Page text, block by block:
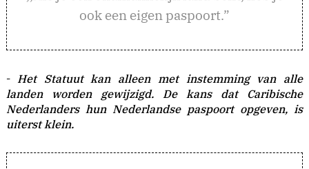
ook een eigen paspoort.”
- Het Statuut kan alleen met instemming van alle
landen worden gewijzigd. De kans dat Caribische
Nederlanders hun Nederlandse paspoort opgeven, is
uiterst klein.